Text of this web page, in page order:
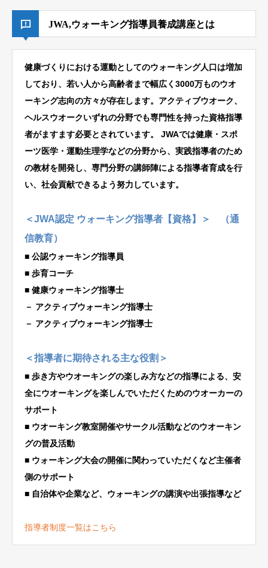
JWA,ウォーキング指導員養成講座とは
健康づくりにおける運動としてのウォーキング人口は増加
しており、若い人から高齢者まで幅広く3000万ものウオ
ーキング志向の方々が存在します。アクティブウオーク、
ヘルスウオークいずれの分野でも専門性を持った資格指導
者がますます必要とされています。 JWAでは健康・スポ
ーツ医学・運動生理学などの分野から、実践指導者のため
の教材を開発し、専門分野の講師陣による指導者育成を行
い、社会貢献できるよう努力しています。
＜JWA認定 ウォーキング指導者【資格】＞ （通
信教育）
■ 公認ウォーキング指導員
■ 歩育コーチ
■ 健康ウォーキング指導士
－ アクティブウォーキング指導士
－ アクティブウォーキング指導士
＜指導者に期待される主な役割＞
■ 歩き方やウオーキングの楽しみ方などの指導による、安
全にウオーキングを楽しんでいただくためのウオーカーの
サポート
■ ウオーキング教室開催やサークル活動などのウオーキン
グの普及活動
■ ウォーキング大会の開催に関わっていただくなど主催者
側のサポート
■ 自治体や企業など、ウォーキングの講演や出張指導など
指導者制度一覧はこちら